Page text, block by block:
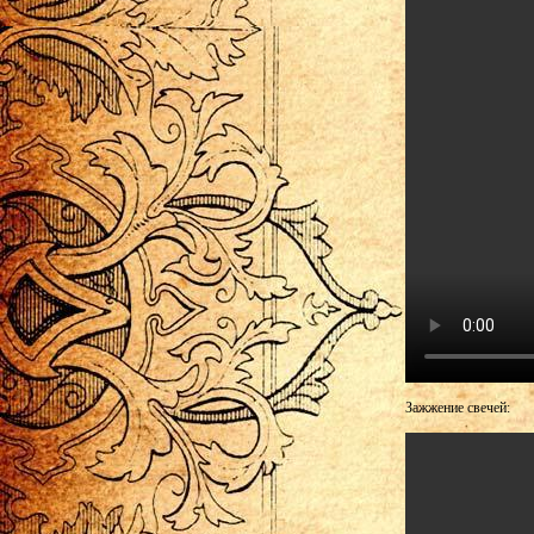
Зажжение свечей: